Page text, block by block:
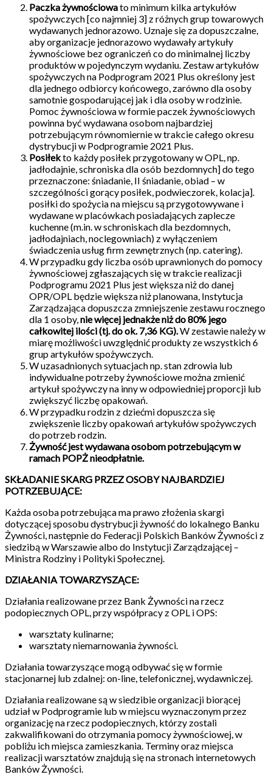
Paczka żywnościowato minimum kilka artykułów
spożywczych [co najmniej 3] z różnych grup towarowych
wydawanych jednorazowo. Uznaje się za dopuszczalne,
aby organizacje jednorazowo wydawały artykuły
żywnościowe bez ograniczeń co do minimalnej liczby
produktów w pojedynczym wydaniu. Zestaw artykułów
spożywczych na Podprogram 2021 Plus określony jest
dla jednego odbiorcy końcowego, zarówno dla osoby
samotnie gospodarującej jak i dla osoby w rodzinie.
Pomoc żywnościowa w formie paczek żywnościowych
powinna być wydawana osobom najbardziej
potrzebującym równomiernie w trakcie całego okresu
dystrybucji w Podprogramie 2021 Plus.
Posiłekto każdy posiłek przygotowany w OPL, np.
jadłodajnie, schroniska dla osób bezdomnych] do tego
przeznaczone: śniadanie, II śniadanie, obiad – w
szczególności gorący posiłek, podwieczorek, kolacja].
posiłki do spożycia na miejscu są przygotowywane i
wydawane w placówkach posiadających zaplecze
kuchenne (m.in. w schroniskach dla bezdomnych,
jadłodajniach, noclegowniach) z wyłączeniem
świadczenia usług firm zewnętrznych (np. catering).
W przypadku gdy liczba osób uprawnionych do pomocy
żywnościowej zgłaszających się w trakcie realizacji
Podprogramu 2021 Plus jest większa niż do danej
OPR/OPL będzie większa niż planowana, Instytucja
Zarządzająca dopuszcza zmniejszenie zestawu rocznego
dla 1 osoby,nie więcej jednakże niż do 80% jego
całkowitej ilości (tj. do ok. 7,36 KG).W zestawie należy w
miarę możliwości uwzględnić produkty ze wszystkich 6
grup artykułów spożywczych.
W uzasadnionych sytuacjach np. stan zdrowia lub
indywidualne potrzeby żywnościowe można zmienić
artykuł spożywczy na inny w odpowiedniej proporcji lub
zwiększyć liczbę opakowań.
W przypadku rodzin z dziećmi dopuszcza się
zwiększenie liczby opakowań artykułów spożywczych
do potrzeb rodzin.
Żywność jest wydawana osobom potrzebującym w
ramach POPŻ nieodpłatnie.
SKŁADANIE SKARG PRZEZ OSOBY NAJBARDZIEJ
POTRZEBUJĄCE:
Każda osoba potrzebująca ma prawo złożenia skargi
dotyczącej sposobu dystrybucji żywność do lokalnego Banku
Żywności, następnie do Federacji Polskich Banków Żywności z
siedzibą w Warszawie albo do Instytucji Zarządzającej –
Ministra Rodziny i Polityki Społecznej.
DZIAŁANIA TOWARZYSZĄCE:
Działania realizowane przez Bank Żywności na rzecz
podopiecznych OPL, przy współpracy z OPL i OPS:
warsztaty kulinarne;
warsztaty niemarnowania żywności.
Działania towarzyszące mogą odbywać się w formie
stacjonarnej lub zdalnej: on-line, telefonicznej, wydawniczej.
Działania realizowane są w siedzibie organizacji biorącej
udział w Podprogramie lub w miejscu wyznaczonym przez
organizację na rzecz podopiecznych, którzy zostali
zakwalifikowani do otrzymania pomocy żywnościowej, w
pobliżu ich miejsca zamieszkania. Terminy oraz miejsca
realizacji warsztatów znajdują się na stronach internetowych
Banków Żywności.